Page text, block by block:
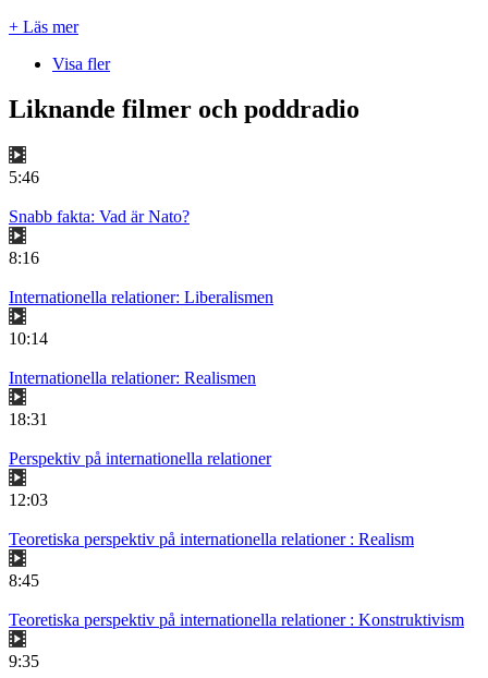
+ Läs mer
Visa fler
Liknande filmer och poddradio
5:46
Snabb fakta: Vad är Nato?
8:16
Internationella relationer: Liberalismen
10:14
Internationella relationer: Realismen
18:31
Perspektiv på internationella relationer
12:03
Teoretiska perspektiv på internationella relationer : Realism
8:45
Teoretiska perspektiv på internationella relationer : Konstruktivism
9:35